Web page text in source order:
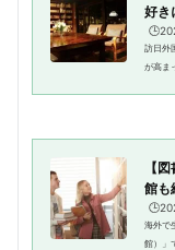
好き
訪日外
が高ま
【
館も
海外で
館）」